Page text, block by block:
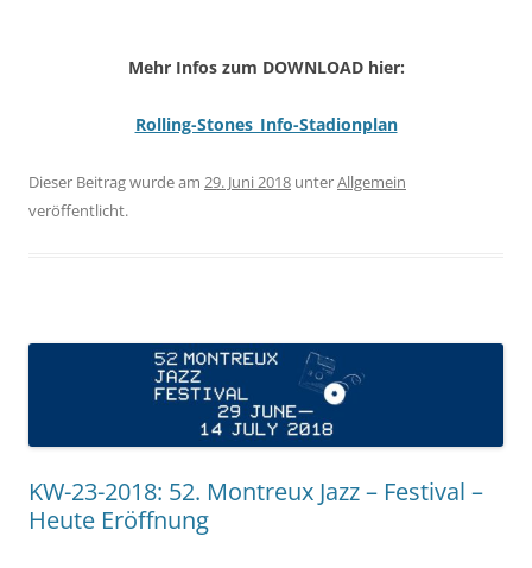
Mehr Infos zum DOWNLOAD hier:
Rolling-Stones_Info-Stadionplan
Dieser Beitrag wurde am 29. Juni 2018 unterAllgemein
veröffentlicht.
KW-23-2018: 52. Montreux Jazz – Festival –
Heute Eröffnung